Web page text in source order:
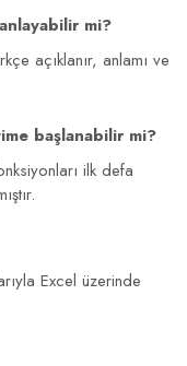
mi?
açıklanır, anlamı ve
başlanabilir mi?
ilk defa
Excel üzerinde